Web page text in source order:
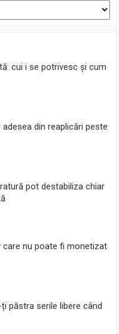
cui i se potrivesc și cum
din reaplicări peste
pot destabiliza chiar
care nu poate fi monetizat
păstra serile libere când